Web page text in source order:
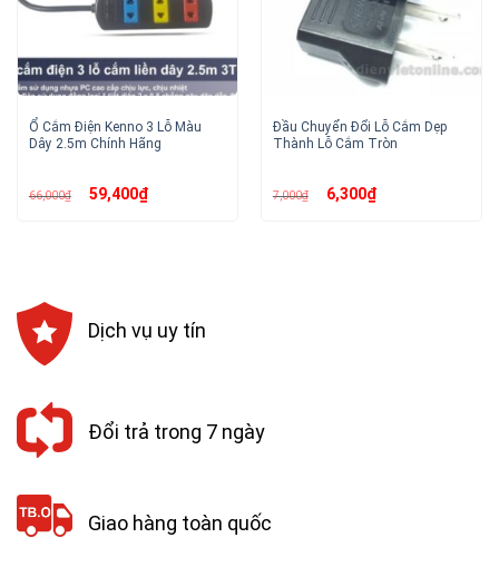
Ổ Cắm Điện Kenno 3 Lỗ Màu
Dây 2.5m Chính Hãng
66,000₫ Giá
gốc59,400₫Giá
Đầu Chuyển Đổi Lỗ Cắm Dẹp
Thành Lỗ Cắm Tròn
7,000₫ Giá
gốc6,300₫Giá
Dịch vụ uy tín
Đổi trả trong 7 ngày
Giao hàng toàn quốc